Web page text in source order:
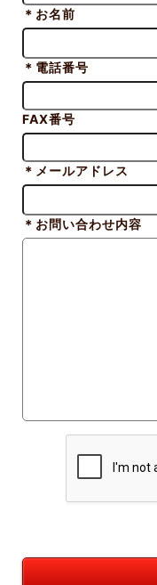
＊ お名前
＊ 電話番号
FAX番号
＊ メールアドレス
＊ お問い合わせ内容